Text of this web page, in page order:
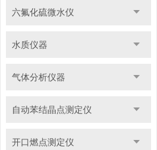
六氟化硫微水仪
水质仪器
气体分析仪器
自动苯结晶点测定仪
开口燃点测定仪